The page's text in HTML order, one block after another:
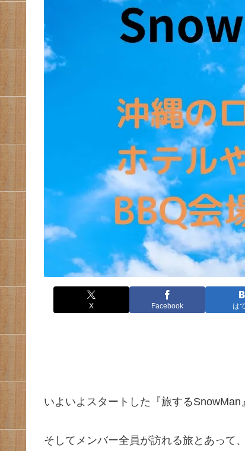
X Facebook は
いよいよスタートした『旅する
そしてメンバー全員が訪れる旅とあって